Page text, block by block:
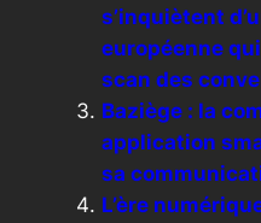
s’inquiètent
européenne
scan des
Baziège : la
application
sa
L’ère